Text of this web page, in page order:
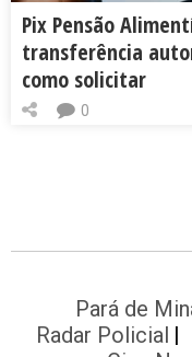
Pix Pensão
transferência
como solicitar
0
Pará de
Radar Policial